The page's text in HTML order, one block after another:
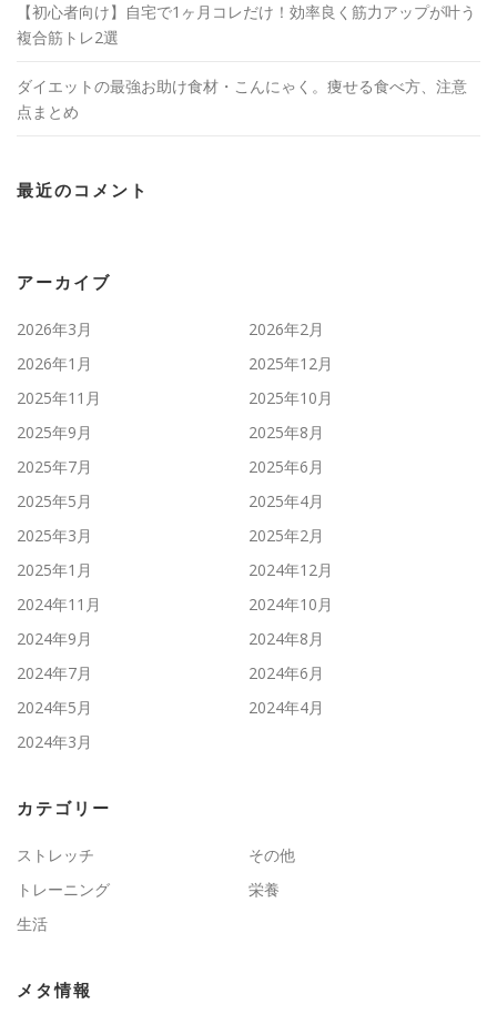
【初心者向け】自宅で1ヶ月コレだけ！効率良く筋力アップが叶う
複合筋トレ2選
ダイエットの最強お助け食材・こんにゃく。痩せる食べ方、注意
点まとめ
最近のコメント
アーカイブ
2026年3月
2026年2月
2026年1月
2025年12月
2025年11月
2025年10月
2025年9月
2025年8月
2025年7月
2025年6月
2025年5月
2025年4月
2025年3月
2025年2月
2025年1月
2024年12月
2024年11月
2024年10月
2024年9月
2024年8月
2024年7月
2024年6月
2024年5月
2024年4月
2024年3月
カテゴリー
ストレッチ
その他
トレーニング
栄養
生活
メタ情報